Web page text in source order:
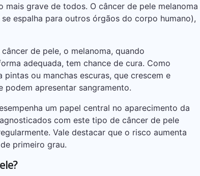
grave de todos. O câncer de pele melanoma
espalha para outros órgãos do corpo humano),
de pele, o melanoma, quando
adequada, tem chance de cura. Como
ou manchas escuras, que crescem e
apresentar sangramento.
um papel central no aparecimento da
com este tipo de câncer de pele
Vale destacar que o risco aumenta
primeiro grau.